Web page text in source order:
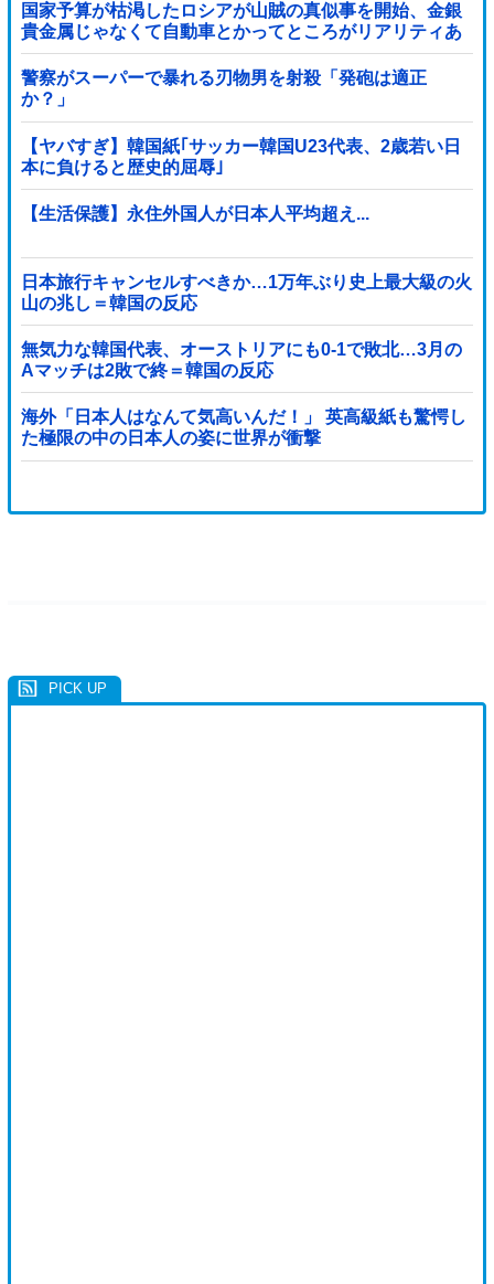
国家予算が枯渇したロシアが山賊の真似事を開始、金銀
貴金属じゃなくて自動車とかってところがリアリティあ
りすぎる……
警察がスーパーで暴れる刃物男を射殺「発砲は適正
か？」
【ヤバすぎ】韓国紙｢サッカー韓国U23代表、2歳若い日
本に負けると歴史的屈辱｣
【生活保護】永住外国人が日本人平均超え...
日本旅行キャンセルすべきか…1万年ぶり史上最大級の火
山の兆し＝韓国の反応
無気力な韓国代表、オーストリアにも0-1で敗北…3月の
Aマッチは2敗で終＝韓国の反応
海外「日本人はなんて気高いんだ！」 英高級紙も驚愕し
た極限の中の日本人の姿に世界が衝撃